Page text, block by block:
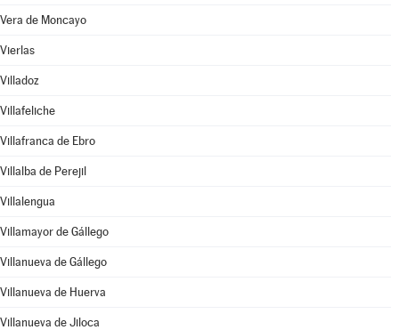
Vera de Moncayo
Vierlas
Villadoz
Villafeliche
Villafranca de Ebro
Villalba de Perejil
Villalengua
Villamayor de Gállego
Villanueva de Gállego
Villanueva de Huerva
Villanueva de Jiloca